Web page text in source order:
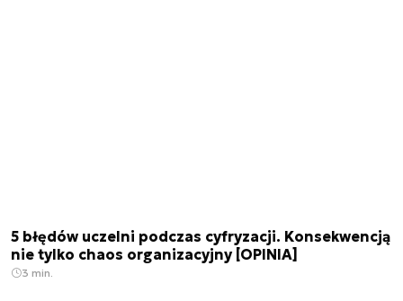
5 błędów uczelni podczas cyfryzacji. Konsekwencją
nie tylko chaos organizacyjny [OPINIA]
3 min.